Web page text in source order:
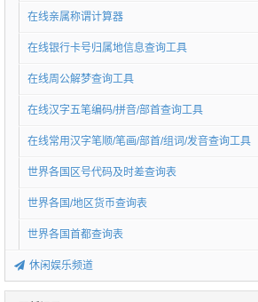
在线亲属称谓计算器
在线银行卡号归属地信息查询工具
在线周公解梦查询工具
在线汉字五笔编码/拼音/部首查询工具
在线常用汉字笔顺/笔画/部首/组词/发音查询工具
世界各国区号代码及时差查询表
世界各国/地区货币查询表
世界各国首都查询表
休闲娱乐频道